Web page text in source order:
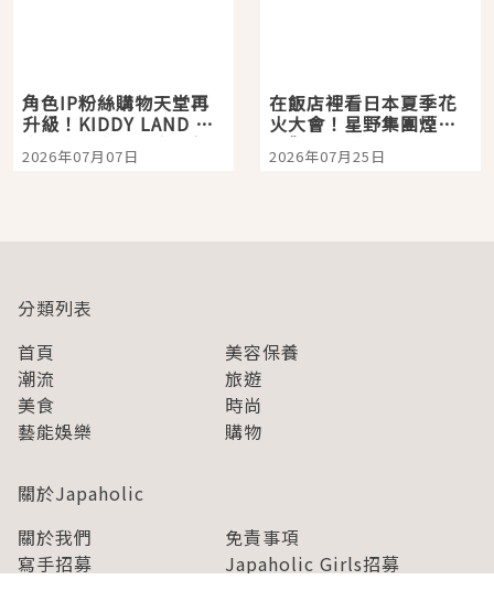
角色IP粉絲購物天堂再
升級！KIDDY LAND 原
宿店吉伊卡哇迎客，新
開幕 OMOKADO 店3分
2026年07月07日
在飯店裡看日本夏季花
火大會！星野集團煙火
景觀飯店6選，讓你不用
人擠人悠閒欣賞
2026年07月25日
分類列表
首頁
美容保養
潮流
旅遊
美食
時尚
藝能娛樂
購物
關於Japaholic
關於我們
免責事項
寫手招募
Japaholic Girls招募